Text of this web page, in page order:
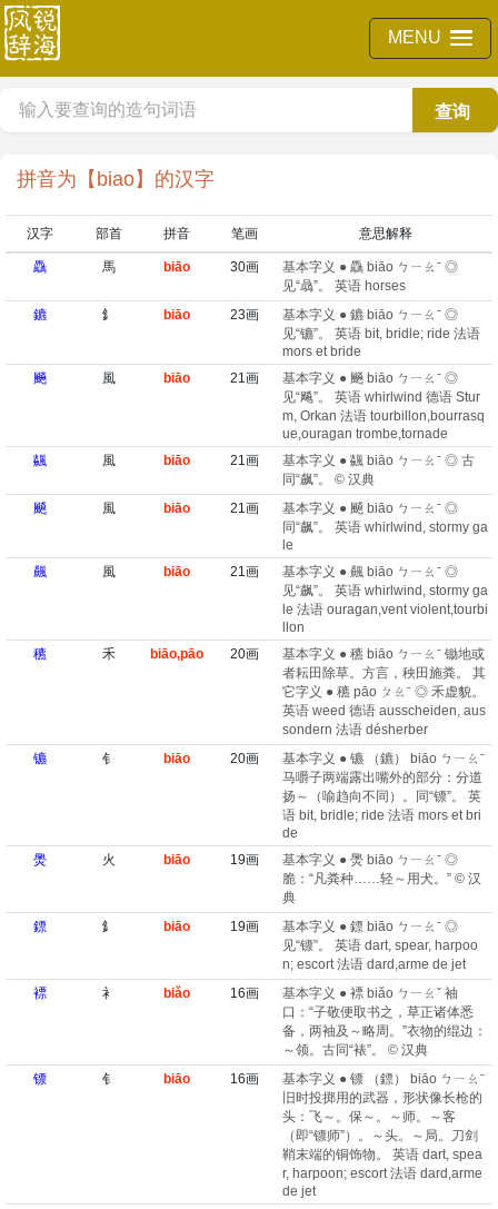
MENU
查询
拼音为【biao】的汉字
汉字 部首 拼音 笔画 意思解释
驫 馬 biāo 30画
基本字义 ● 驫 biāo ㄅㄧㄠˉ ◎
见“骉”。 英语 horses
鑣
釒 biāo 23画
基本字义 ● 鑣 biāo ㄅㄧㄠˉ ◎
见“镳”。 英语 bit, bridle; ride 法语
mors et bride
飈
風 biāo 21画
基本字义 ● 飈 biāo ㄅㄧㄠˉ ◎
见“飚”。 英语 whirlwind 德语 Stur
m, Orkan 法语 tourbillon,bourrasq
ue,ouragan trombe,tornade
飊
風 biāo 21画
基本字义 ● 飊 biāo ㄅㄧㄠˉ ◎ 古
同“飙”。 © 汉典
飇
風 biāo 21画
基本字义 ● 飇 biāo ㄅㄧㄠˉ ◎
同“飙”。 英语 whirlwind, stormy ga
le
飆
風 biāo 21画
基本字义 ● 飆 biāo ㄅㄧㄠˉ ◎
见“飙”。 英语 whirlwind, stormy ga
le 法语 ouragan,vent violent,tourbi
llon
穮
禾 biāo,pāo 20画
基本字义 ● 穮 biāo ㄅㄧㄠˉ 锄地或
者耘田除草。方言，秧田施粪。 其
它字义 ● 穮 pāo ㄆㄠˉ ◎ 禾虚貌。
英语 weed 德语 ausscheiden, aus
sondern 法语 désherber
镳
钅 biāo 20画
基本字义 ● 镳 （鑣） biāo ㄅㄧㄠˉ
马嚼子两端露出嘴外的部分：分道
扬～（喻趋向不同）。同“镖”。 英
语 bit, bridle; ride 法语 mors et bri
de
爂
火 biāo 19画
基本字义 ● 爂 biāo ㄅㄧㄠˉ ◎
脆：“凡粪种……轻～用犬。” © 汉
典
鏢
釒 biāo 19画
基本字义 ● 鏢 biāo ㄅㄧㄠˉ ◎
见“镖”。 英语 dart, spear, harpoo
n; escort 法语 dard,arme de jet
褾
衤 biǎo 16画
基本字义 ● 褾 biǎo ㄅㄧㄠˇ 袖
口：“子敬便取书之，草正诸体悉
备，两袖及～略周。”衣物的绲边：
～领。古同“裱”。 © 汉典
镖
钅 biāo 16画
基本字义 ● 镖 （鏢） biāo ㄅㄧㄠˉ
旧时投掷用的武器，形状像长枪的
头：飞～。保～。～师。～客
（即“镖师”）。～头。～局。刀剑
鞘末端的铜饰物。 英语 dart, spea
r, harpoon; escort 法语 dard,arme
de jet